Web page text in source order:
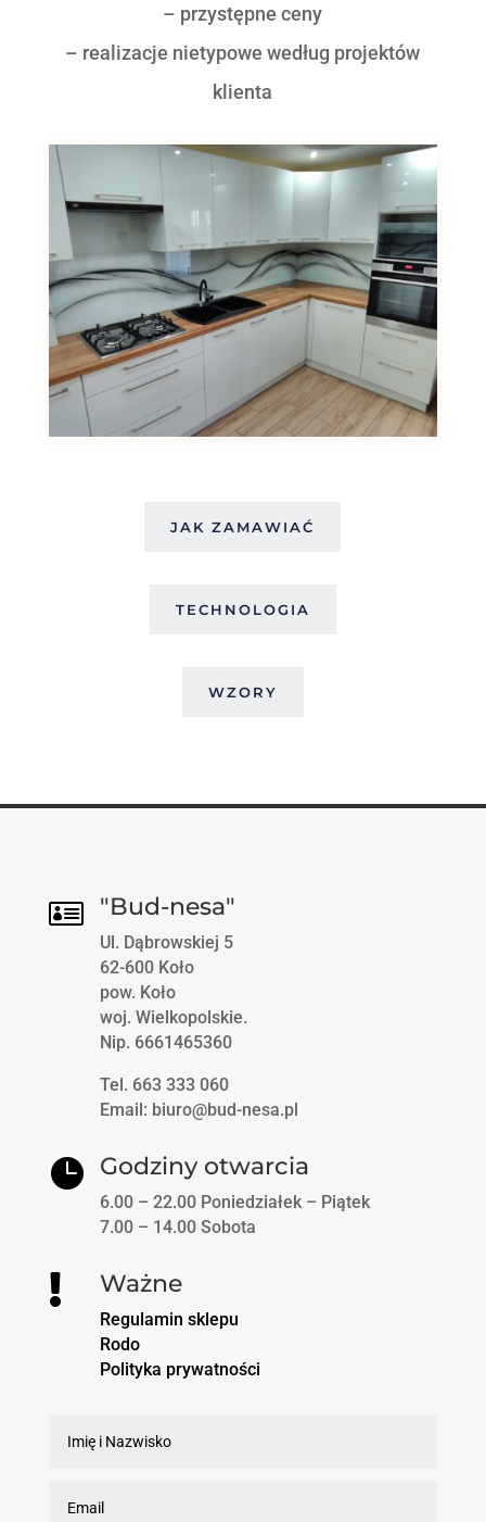
– przystępne ceny
– realizacje nietypowe według projektów
klienta
JAK ZAMAWIAĆ
TECHNOLOGIA
WZORY
 "Bud-nesa"
Ul. Dąbrowskiej 5
62-600 Koło
pow. Koło
woj. Wielkopolskie.
Nip. 6661465360
Tel. 663 333 060
Email: biuro@bud-nesa.pl
 Godziny otwarcia
6.00 – 22.00 Poniedziałek – Piątek
7.00 – 14.00 Sobota
 Ważne
Regulamin sklepu
Rodo
Polityka prywatności